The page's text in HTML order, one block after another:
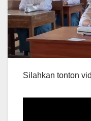
Silahkan tonton